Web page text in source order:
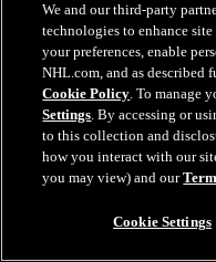
10:17
La Final de la
Reviva los mejores
We and our third-party
technologies to enhance
your preferences, enable
NHL.com, and as described
Cookie Policy. To manage
Settings. By accessing or
to this collection and
how you interact with our
you may view) and our
Cookie Settings